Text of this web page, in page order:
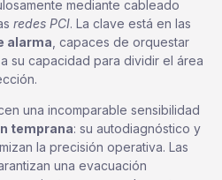
mediante cableado
redes PCI. La clave está en las
alarma , capaces de orquestar
su capacidad para dividir el área
una incomparable sensibilidad
temprana: su autodiagnóstico y
la precisión operativa. Las
una evacuación